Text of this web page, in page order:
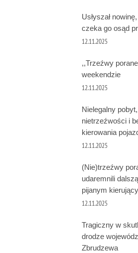
Usłyszał
czeka go osąd
12.11.2025
,,Trzeźwy
weekendzie
12.11.2025
Nielegalny
nietrzeźwości i
kierowania
12.11.2025
(Nie)trzeźwy
udaremnili
pijanym
12.11.2025
Tragiczny w
drodze
Zbrudzewa